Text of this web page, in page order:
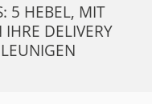
5 HEBEL, MIT
DELIVERY